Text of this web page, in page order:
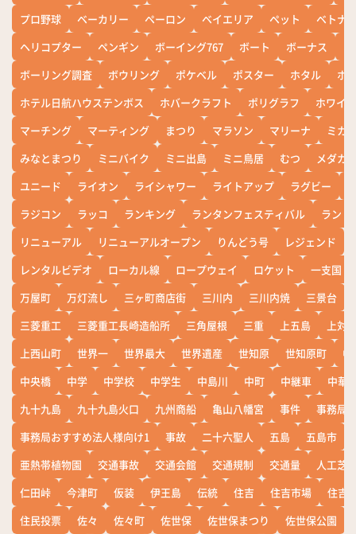
プロ野球
ベーカリー ペーロン ベイエリア ペット
ベトナ
ヘリコプター
ペンギン ボーイング767 ボート ボーナス
ボーリング調査
ボウリング ポケベル ポスター ホタル
ホ
ホテル日航ハウステンボス
ホバークラフト ポリグラフ
ホワイ
マーチング
マーティング まつり マラソン マリーナ
ミカ
みなとまつり
ミニバイク ミニ出島 ミニ鳥居 むつ
メダカ
ユニード
ライオン ライシャワー ライトアップ ラグビー
ラジコン
ラッコ ランキング ランタンフェスティバル
ランド
リニューアル
リニューアルオープン りんどう号 レジェンド
レンタルビデオ
ローカル線 ロープウェイ ロケット
一支国
万屋町
万灯流し 三ヶ町商店街 三川内 三川内焼 三景台
三菱重工
三菱重工長崎造船所 三角屋根 三重 上五島
上対
上西山町
世界一 世界最大 世界遺産 世知原 世知原町
中
中央橋
中学 中学校 中学生 中島川 中町 中継車
中華
九十九島
九十九島火口 九州商船 亀山八幡宮 事件
事務局
事務局おすすめ法人様向け1
事故 二十六聖人 五島 五島市
亜熱帯植物園
交通事故 交通会館 交通規制 交通量
人工芝
仁田峠
今津町 仮装 伊王島 伝統 住吉 住吉市場
住吉
住民投票
佐々 佐々町 佐世保 佐世保まつり 佐世保公園